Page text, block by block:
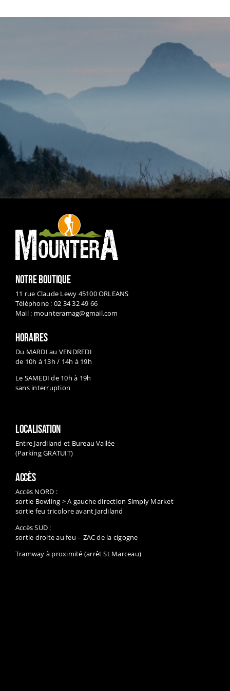
NOTRE BOUTIQUE
11 rue Claude Lewy 45100 ORLEANS
Téléphone : 02 34 32 49 66
Mail : mounteramag@gmail.com
HORAIRES
Du MARDI au VENDREDI
de 10h à 13h / 14h à 19h
Le SAMEDI de 10h à 19h
sans interruption
LOCALISATION
Entre Jardiland et Bureau Vallée
(Parking GRATUIT)
ACCÈS
Accès NORD :
sortie Bowling > A gauche direction Simply Market
sortie feu tricolore avant Jardiland
Accès SUD :
sortie droite au feu – ZAC de la cigogne
Tramway à proximité (arrêt St Marceau)